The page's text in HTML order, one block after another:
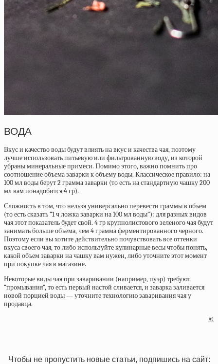
ВОДА
Вкус и качество воды будут влиять на вкус и качества чая, поэтому
лучше использовать питьевую или фильтрованную воду, из которой
убраны минеральные примеси. Помимо этого, важно помнить про
соотношение объема заварки к объему воды. Классическое правило: на
100 мл воды берут 2 грамма заварки (то есть на стандартную чашку 200
мл вам понадобится 4 гр).
Сложность в том, что нельзя универсально перевести граммы в объем
(то есть сказать “1 ч ложка заварки на 100 мл воды”): для разных видов
чая этот показатель будет свой. 4 гр крупнолистового зеленого чая будут
занимать больше объема, чем 4 грамма ферментированного черного.
Поэтому если вы хотите действительно почувствовать все оттенки
вкуса своего чая, то либо используйте кулинарные весы чтобы понять,
какой объем заварки на чашку вам нужен, либо уточните этот момент
при покупке чая в магазине.
Некоторые виды чая при заваривании (например, пуэр) требуют
“промывания”, то есть первый настой сливается, и заварка заливается
новой порцией воды — уточните технологию заваривания чая у
продавца.
©
Чтобы не пропустить новые статьи, подпишись на сайт: